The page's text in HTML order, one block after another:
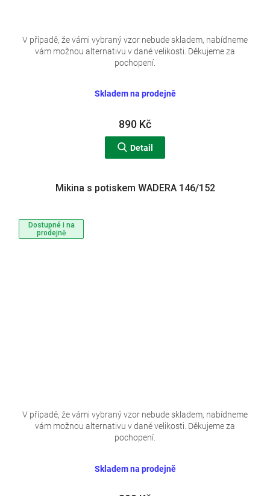
Skladem na prodejně
890 Kč
Detail
V případě, že vámi vybraný vzor nebude skladem, nabídneme
vám možnou alternativu v dané velikosti. Děkujeme za
pochopení.
Dostupné i na
prodejně
Mikina s potiskem WADERA 146/152
Skladem na prodejně
V případě, že vámi vybraný vzor nebude skladem, nabídneme
vám možnou alternativu v dané velikosti. Děkujeme za
pochopení.